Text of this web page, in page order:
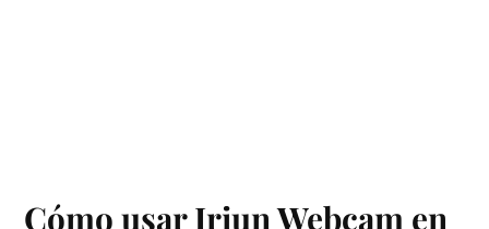
Cómo usar Iriun Webcam en